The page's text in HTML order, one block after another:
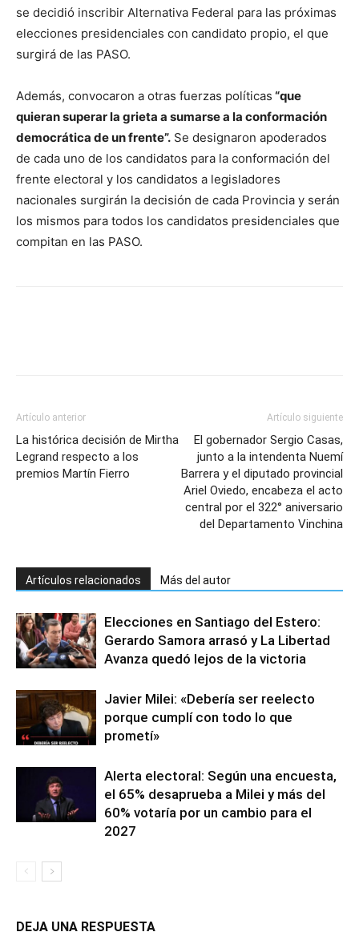
se decidió inscribir Alternativa Federal para las próximas
elecciones presidenciales con candidato propio, el que
surgirá de las PASO.
Además, convocaron a otras fuerzas políticas “que
quieran superar la grieta a sumarse a la conformación
democrática de un frente”. Se designaron apoderados
de cada uno de los candidatos para la conformación del
frente electoral y los candidatos a legisladores
nacionales surgirán la decisión de cada Provincia y serán
los mismos para todos los candidatos presidenciales que
compitan en las PASO.
Artículo anterior
La histórica decisión de Mirtha
Legrand respecto a los
premios Martín Fierro
Artículo siguiente
El gobernador Sergio Casas,
junto a la intendenta Nuemí
Barrera y el diputado provincial
Ariel Oviedo, encabeza el acto
central por el 322° aniversario
del Departamento Vinchina
Artículos relacionados Más del autor
Elecciones en Santiago del Estero:
Gerardo Samora arrasó y La Libertad
Avanza quedó lejos de la victoria
Javier Milei: «Debería ser reelecto
porque cumplí con todo lo que
prometí»
Alerta electoral: Según una encuesta,
el 65% desaprueba a Milei y más del
60% votaría por un cambio para el
2027
DEJA UNA RESPUESTA